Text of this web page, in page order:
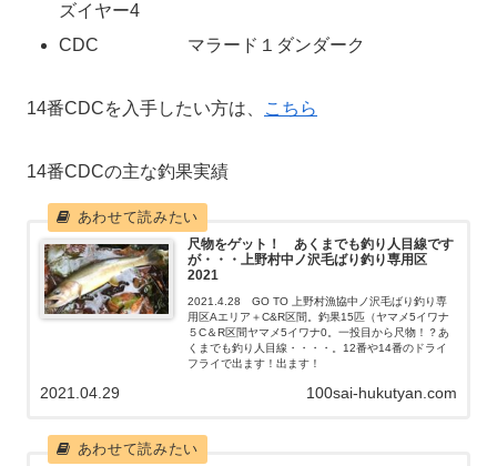
ズイヤー4
CDC マラード１ダンダーク
14番CDCを入手したい方は、 こちら
14番CDCの主な釣果実績
尺物をゲット！ あくまでも釣り人目線です
が・・・上野村中ノ沢毛ばり釣り専用区
2021
2021.4.28 GO TO 上野村漁協中ノ沢毛ばり釣り専
用区Aエリア＋C&R区間。釣果15匹（ヤマメ5イワナ
５C＆R区間ヤマメ5イワナ0。一投目から尺物！？あ
くまでも釣り人目線・・・・。12番や14番のドライ
フライで出ます！出ます！
100sai-hukutyan.com
2021.04.29